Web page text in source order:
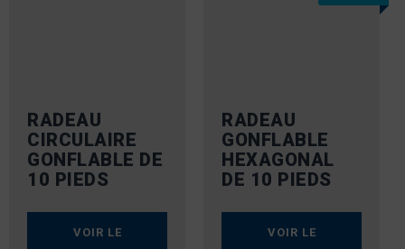
RADEAU
CIRCULAIRE
GONFLABLE DE
10 PIEDS
VOIR LE
RADEAU
GONFLABLE
HEXAGONAL
DE 10 PIEDS
VOIR LE